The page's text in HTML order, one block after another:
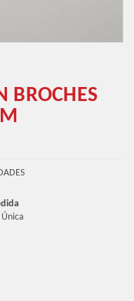
BROCHES
Única